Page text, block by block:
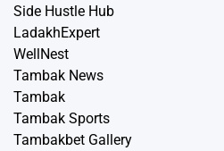
Side Hustle Hub
LadakhExpert
WellNest
Tambak News
Tambak
Tambak Sports
Tambakbet Gallery